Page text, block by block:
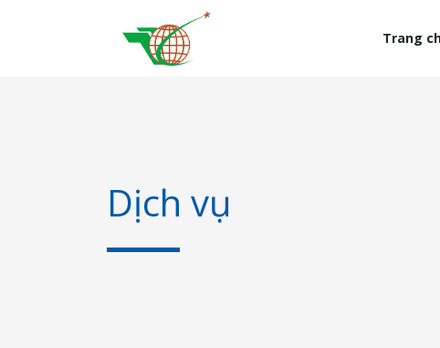
Trang
Dịch vụ